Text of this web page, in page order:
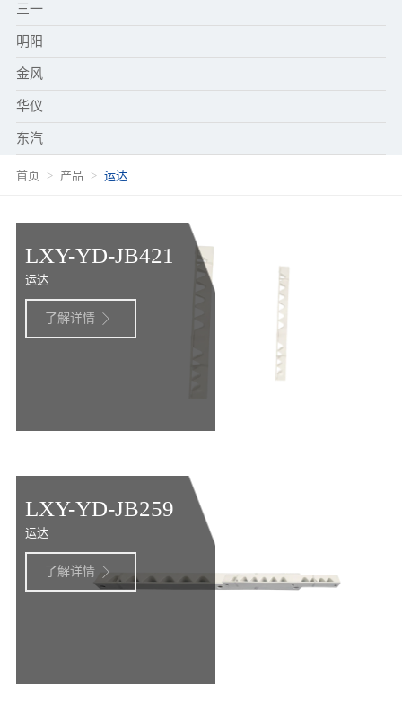
三一
明阳
金风
华仪
东汽
首页 产品 运达
LXY-YD-JB421
运达
了解详情 
LXY-YD-JB259
运达
了解详情 